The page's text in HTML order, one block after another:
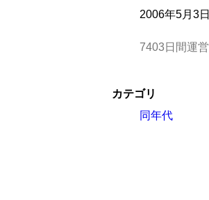
2006年5月3日
7403日間運営
カテゴリ
同年代